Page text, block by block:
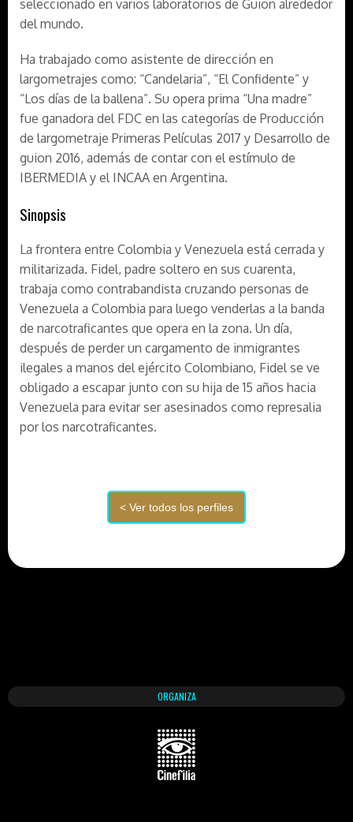
seleccionado en varios laboratorios de Guion alrededor
del mundo.
Ha trabajado como asistente de dirección en
largometrajes como: “Candelaria”, “El Confidente” y
“Los días de la ballena”. Su opera prima “Una madre”
fue ganadora del FDC en las categorías de Producción
de largometraje Primeras Películas 2017 y Desarrollo de
guion 2016, además de contar con el estímulo de
IBERMEDIA y el INCAA en Argentina.
Sinopsis
La frontera entre Colombia y Venezuela está cerrada y
militarizada. Fidel, padre soltero en sus cuarenta,
trabaja como contrabandista cruzando personas de
Venezuela a Colombia para luego venderlas a la banda
de narcotraficantes que opera en la zona. Un día,
después de perder un cargamento de inmigrantes
ilegales a manos del ejército Colombiano, Fidel se ve
obligado a escapar junto con su hija de 15 años hacia
Venezuela para evitar ser asesinados como represalia
por los narcotraficantes.
ORGANIZA